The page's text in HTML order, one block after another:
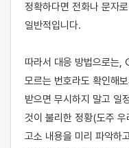
정확하다면 전화나 문자
일반적입니다.
따라서 대응 방법으로는,
모르는 번호라도 확인해
받으면 무시하지 말고 일
것이 불리한 정황(도주
고소 내용을 미리 파악하